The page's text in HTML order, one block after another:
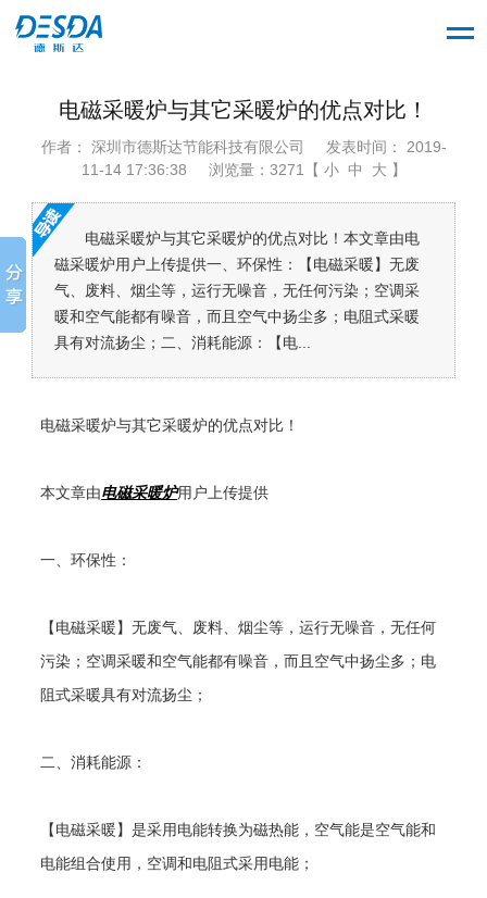
电磁采暖炉与其它采暖炉的优点对比！
作者： 深圳市德斯达节能科技有限公司
发表时间： 2019-
11-14 17:36:38
浏览量：3271【 小 中 大 】
电磁采暖炉与其它采暖炉的优点对比！本文章由电
磁采暖炉用户上传提供一、环保性：【电磁采暖】无废
气、废料、烟尘等，运行无噪音，无任何污染；空调采
暖和空气能都有噪音，而且空气中扬尘多；电阻式采暖
具有对流扬尘；二、消耗能源：【电...
电磁采暖炉与其它采暖炉的优点对比！
本文章由电磁采暖炉用户上传提供
一、环保性：
【电磁采暖】无废气、废料、烟尘等，运行无噪音，无任何
污染；空调采暖和空气能都有噪音，而且空气中扬尘多；电
阻式采暖具有对流扬尘；
二、消耗能源：
【电磁采暖】是采用电能转换为磁热能，空气能是空气能和
电能组合使用，空调和电阻式采用电能；